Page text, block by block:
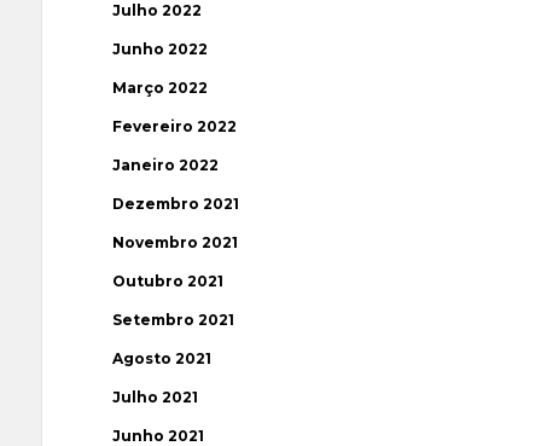
Julho 2022
Junho 2022
Março 2022
Fevereiro 2022
Janeiro 2022
Dezembro 2021
Novembro 2021
Outubro 2021
Setembro 2021
Agosto 2021
Julho 2021
Junho 2021